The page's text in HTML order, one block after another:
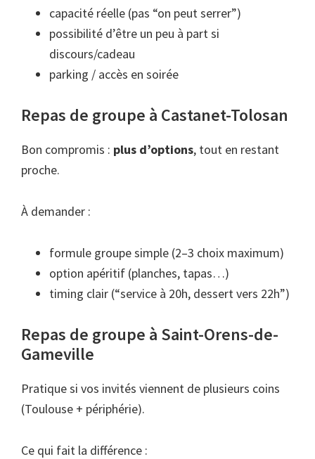
capacité réelle (pas “on peut serrer”)
possibilité d’être un peu à part si
discours/cadeau
parking / accès en soirée
Repas de groupe à Castanet-Tolosan
Bon compromis : plus d’options, tout en restant
proche.
À demander :
formule groupe simple (2–3 choix maximum)
option apéritif (planches, tapas…)
timing clair (“service à 20h, dessert vers 22h”)
Repas de groupe à Saint-Orens-de-
Gameville
Pratique si vos invités viennent de plusieurs coins
(Toulouse + périphérie).
Ce qui fait la différence :